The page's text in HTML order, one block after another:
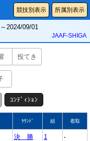
所属別表示
競技別表示
2024/09/01
JAAF-SHIGA
投てき
ｺﾝﾃﾞｨｼｮﾝ
ﾗｳﾝﾄﾞ 組 着取
決 勝 1
-